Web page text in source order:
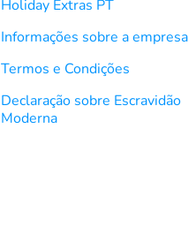
Holiday Extras PT
Informações sobre a empresa
Termos e Condições
Declaração sobre Escravidão
Moderna